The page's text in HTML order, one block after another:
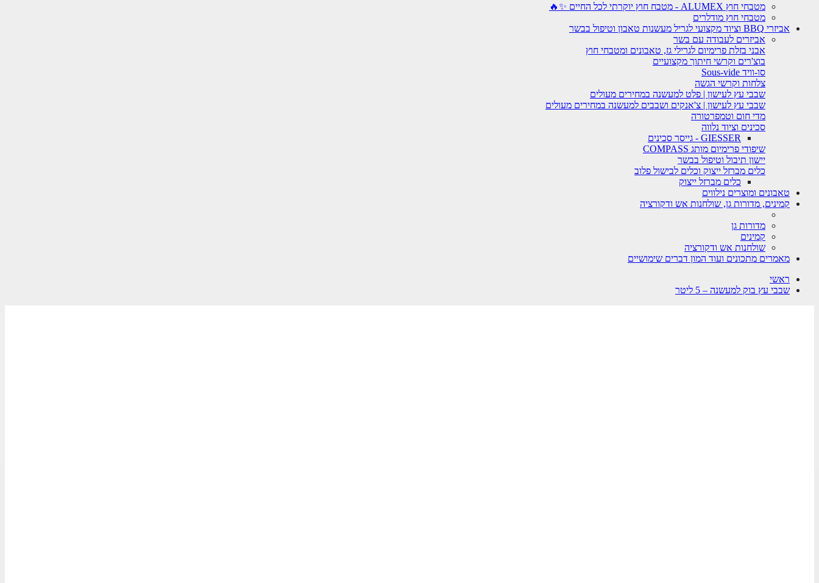
מטבחי חוץ ALUMEX - מטבח חוץ יוקרתי לכל החיים ✨🔥
מטבחי חוץ מודלרים
אביזרי BBQ וציוד מקצועי לגריל מעשנות טאבון וטיפול בבשר
אביזרים לעבודה עם בשר
אבני בזלת פרימיום לגרילי גז, טאבונים ומטבחי חוץ
בוצ'רים וקרשי חיתוך מקצועיים
סו-וויד Sous-vide
צלחות וקרשי הגשה
שבבי עץ לעישון | פלט למעשנה במחירים מעולים
שבבי עץ לעישון | צ'אנקים ושבבים למעשנה במחירים מעולים
מדי חום וטמפרטורה
סכינים וציוד נלווה
GIESSER - גייסר סכינים
שיפודי פרימיום מותג COMPASS
יישון תיבול וטיפול בבשר
כלים מברזל ייצוק וכלים לבישול פלוב
כלים מברזל ייצוק
טאבונים ומוצרים נילווים
קמינים, מדורות גן, שולחנות אש ודקורציה
מדורות גן
קמינים
שולחנות אש ודקורציה
מאמרים מתכונים ועוד המון דברים שימושיים
ראשי
שבבי עץ בוק למעשנה – 5 ליטר